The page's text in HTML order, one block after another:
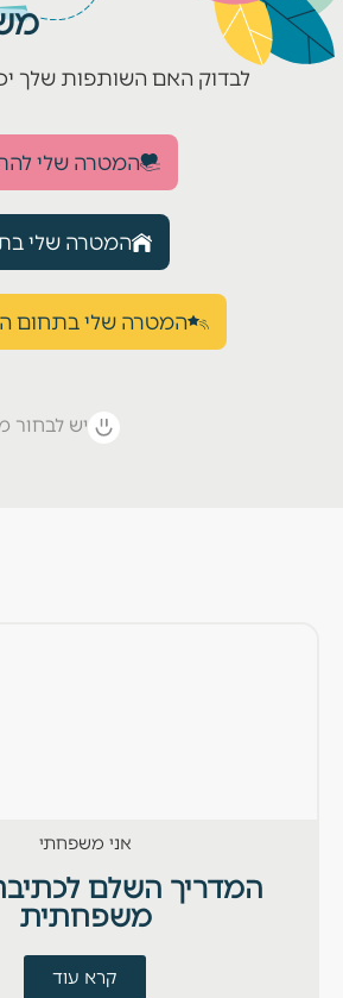
לבדוק האם השותפות שלך
המטרה שלי
המטרה שלי
המטרה שלי בתחום
יש לבחור
אני משפחתי
המדריך השלם
משפחתית
קרא עוד